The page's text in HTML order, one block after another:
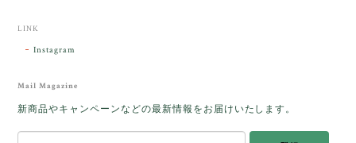
した。
をあたたかく迎え入れてくださり とても嬉
しく思います。 この石のふわりとした光を
ランパサラン」でした。これからはT様の
LINK
Instagram
Mail Magazine
新商品やキャンペーンなどの最新情報をお届けいたします。